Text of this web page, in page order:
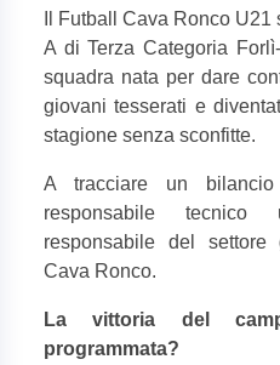
Il Futball Cava Ronco
A di Terza Categoria
squadra nata per dare
giovani tesserati e
stagione senza sconfitte.
A tracciare un
responsabile
responsabile del settore
Cava Ronco.
La vittoria del
programmata?